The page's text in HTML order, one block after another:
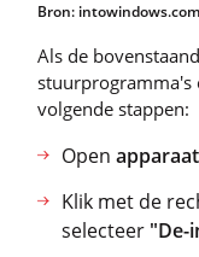
Bron: intowindows.com
Als de
stuurprogramma's
volgende stappen:
Open
Klik met de
selecteer "De-